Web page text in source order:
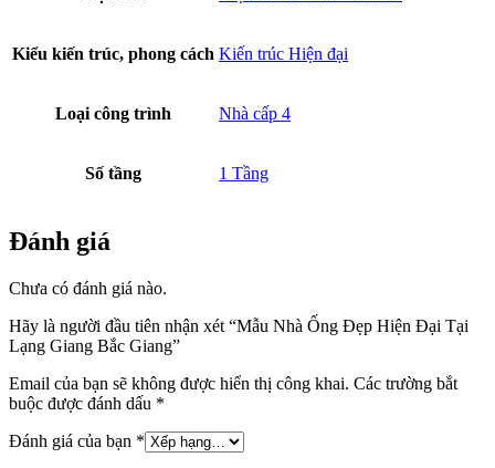
Kiểu kiến trúc, phong cách Kiến trúc Hiện đại
Loại công trình Nhà cấp 4
Số tầng 1 Tầng
Đánh giá
Chưa có đánh giá nào.
Hãy là người đầu tiên nhận xét “Mẫu Nhà Ống Đẹp Hiện Đại Tại
Lạng Giang Bắc Giang”
Email của bạn sẽ không được hiển thị công khai. Các trường bắt
buộc được đánh dấu *
Đánh giá của bạn *